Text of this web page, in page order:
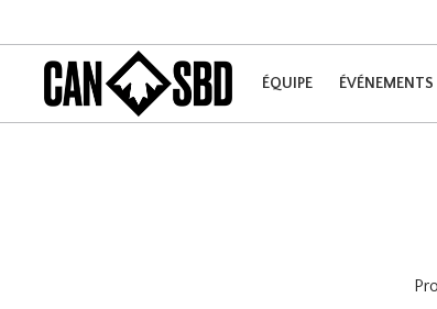
ÉQUIPE ÉVÉNEMENTS